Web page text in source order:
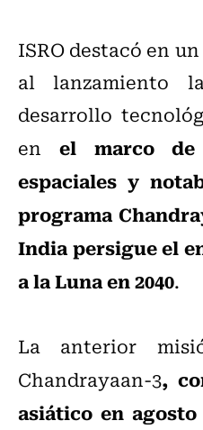
ISRO destacó en
al lanzamiento
desarrollo
en el marco de
espaciales y
programa
India persigue el
a la Luna en 2040.
La anterior
Chandrayaan-3,
asiático en